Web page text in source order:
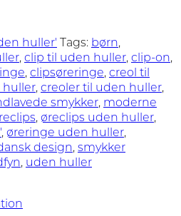
huller' Tags: børn,
, clip til uden huller, clip-on,
, clipsøreringe, creol til
huller, creoler til uden huller,
smykker, moderne
, øreclips uden huller,
, øreringe uden huller,
design, smykker
, uden huller